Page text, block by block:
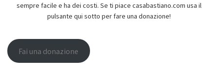
sempre facile e ha dei costi. Se ti piace casabastiano.com usa il
pulsante qui sotto per fare una donazione!
Fai una donazione